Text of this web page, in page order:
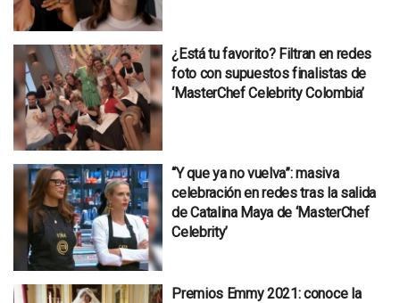
¿Está tu favorito? Filtran en redes
foto con supuestos finalistas de
‘MasterChef Celebrity Colombia’
“Y que ya no vuelva”: masiva
celebración en redes tras la salida
de Catalina Maya de ‘MasterChef
Celebrity’
Premios Emmy 2021: conoce la